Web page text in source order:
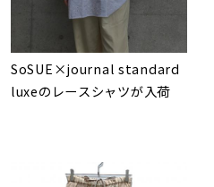
SoSUE×journal standard
luxeのレースシャツが入荷